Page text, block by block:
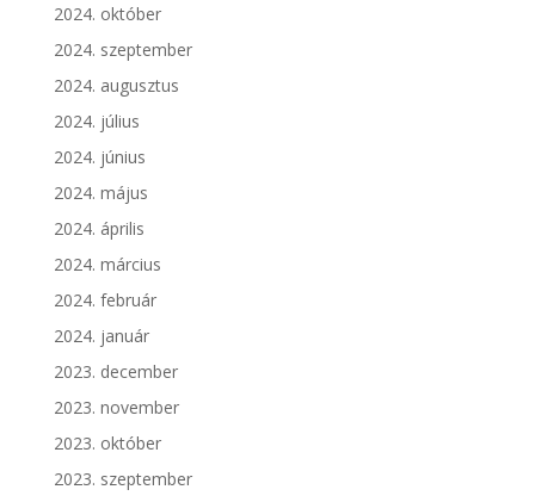
2024. október
2024. szeptember
2024. augusztus
2024. július
2024. június
2024. május
2024. április
2024. március
2024. február
2024. január
2023. december
2023. november
2023. október
2023. szeptember